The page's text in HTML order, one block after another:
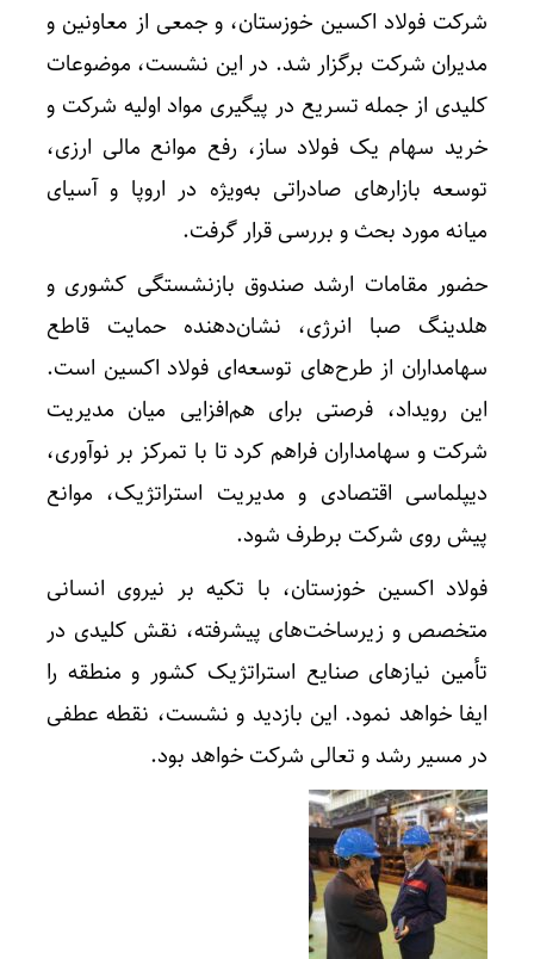
شرکت فولاد اکسین خوزستان، و جمعی از معاونین و
مدیران شرکت برگزار شد. در این نشست، موضوعات
کلیدی از جمله تسریع در پیگیری مواد اولیه شرکت و
خرید سهام یک فولاد ساز، رفع موانع مالی ارزی،
توسعه بازارهای صادراتی به‌ویژه در اروپا و آسیای
میانه مورد بحث و بررسی قرار گرفت.
حضور مقامات ارشد صندوق بازنشستگی کشوری و
هلدینگ صبا انرژی، نشان‌دهنده حمایت قاطع
سهامداران از طرح‌های توسعه‌ای فولاد اکسین است.
این رویداد، فرصتی برای هم‌افزایی میان مدیریت
شرکت و سهامداران فراهم کرد تا با تمرکز بر نوآوری،
دیپلماسی اقتصادی و مدیریت استراتژیک، موانع
پیش روی شرکت برطرف شود.
فولاد اکسین خوزستان، با تکیه بر نیروی انسانی
متخصص و زیرساخت‌های پیشرفته، نقش کلیدی در
تأمین نیازهای صنایع استراتژیک کشور و منطقه را
ایفا خواهد نمود. این بازدید و نشست، نقطه عطفی
در مسیر رشد و تعالی شرکت خواهد بود.